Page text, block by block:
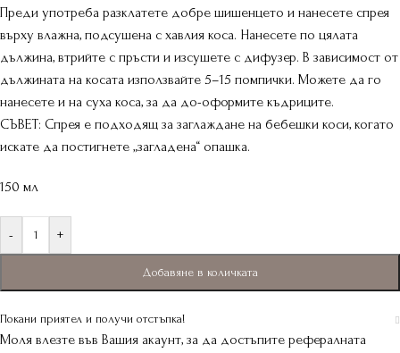
Преди употреба разклатете добре шишенцето и нанесете спрея
върху влажна, подсушена с хавлия коса. Нанесете по цялата
дължина, втрийте с пръсти и изсушете с дифузер. В зависимост от
дължината на косата използвайте 5–15 помпички. Можете да го
нанесете и на суха коса, за да до-оформите къдриците.
СЪВЕТ: Спрея е подходящ за заглаждане на бебешки коси, когато
искате да постигнете „загладена“ опашка.
150 мл
- +
Добавяне в количката
Покани приятел и получи отстъпка!
Моля влезте във Вашия акаунт, за да достъпите рефералната